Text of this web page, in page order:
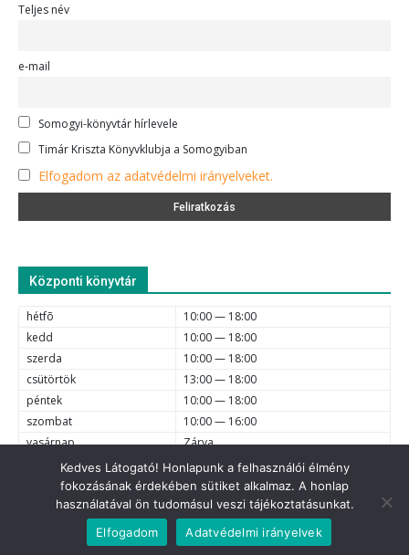
Teljes név
e-mail
Somogyi-könyvtár hírlevele
Timár Kriszta Könyvklubja a Somogyiban
Elfogadom az adatvédelmi irányelveket.
Központi könyvtár
hétfõ
10:00 — 18:00
kedd
10:00 — 18:00
szerda
10:00 — 18:00
csütörtök
13:00 — 18:00
péntek
10:00 — 18:00
szombat
10:00 — 16:00
vasárnap
Zárva
6720 Szeged, Dóm tér 1-4. (62) 425-525, (62) 630-634; e-mail
© 2021 Somogyi Károly Városi és Megyei Könyvtár - Minden jog
fenntartva.
Adatvédelem
Kedves Látogató! Honlapunk a felhasználói élmény
fokozásának érdekében sütiket alkalmaz. A honlap
használatával ön tudomásul veszi tájékoztatásunkat.
Elfogadom
Adatvédelmi irányelvek